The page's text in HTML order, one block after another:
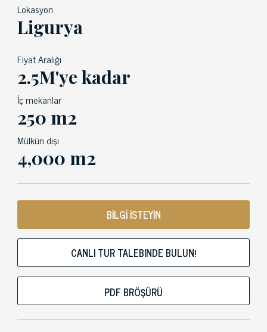
Lokasyon
Ligurya
Fiyat Aralığı
2.5M'ye kadar
İç mekanlar
250 m2
Mülkün dışı
4,000 m2
BİLGİ İSTEYİN
CANLI TUR TALEBINDE BULUN!
PDF BRÖŞÜRÜ